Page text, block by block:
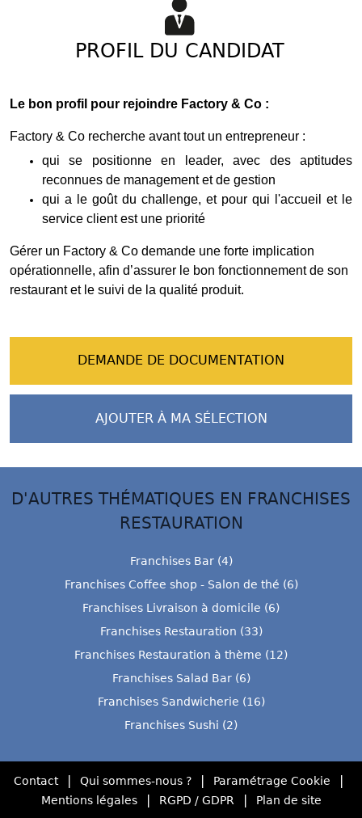
PROFIL DU CANDIDAT
Le bon profil pour rejoindre Factory & Co :
Factory & Co recherche avant tout un entrepreneur :
qui se positionne en leader, avec des aptitudes
reconnues de management et de gestion
qui a le goût du challenge, et pour qui l'accueil et le
service client est une priorité
Gérer un Factory & Co demande une forte implication
opérationnelle, afin d’assurer le bon fonctionnement de son
restaurant et le suivi de la qualité produit.
DEMANDE DE DOCUMENTATION
AJOUTER À MA SÉLECTION
D'AUTRES THÉMATIQUES EN FRANCHISES
RESTAURATION
Franchises Bar (4)
Franchises Coffee shop - Salon de thé (6)
Franchises Livraison à domicile (6)
Franchises Restauration (33)
Franchises Restauration à thème (12)
Franchises Salad Bar (6)
Franchises Sandwicherie (16)
Franchises Sushi (2)
Contact | Qui sommes-nous ? | Paramétrage Cookie |
Mentions légales | RGPD / GDPR | Plan de site